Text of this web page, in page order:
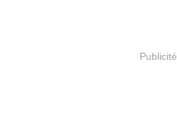
Publicité